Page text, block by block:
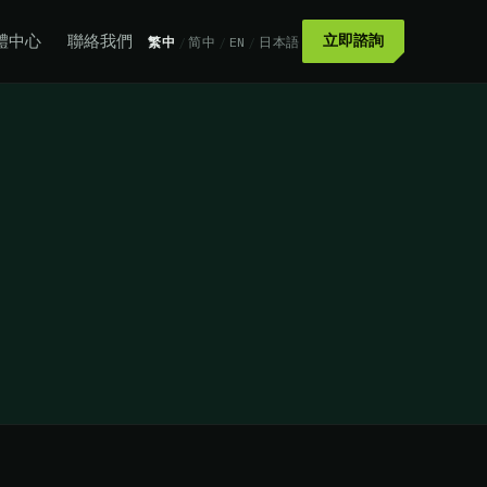
中心 聯絡我們 繁中 / 简中 / EN / 日本語 立即諮詢